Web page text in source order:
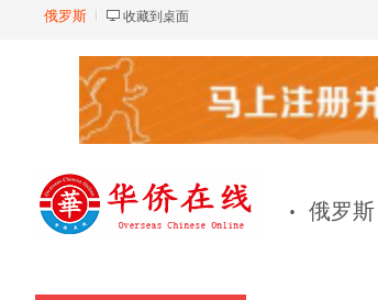
俄罗斯 收藏到桌面
· 俄罗斯